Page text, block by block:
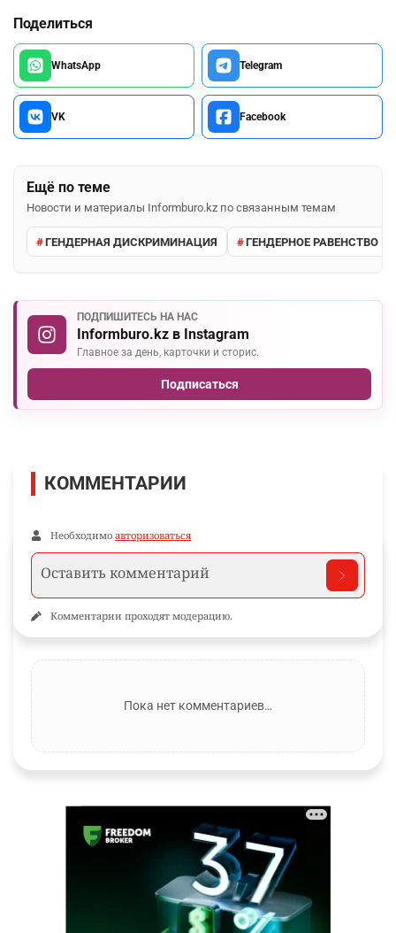
Поделиться
WhatsApp Telegram
VK Facebook
Ещё по теме
Новости и материалы Informburo.kz по связанным темам
ГЕНДЕРНАЯ ДИСКРИМИНАЦИЯ ГЕНДЕРНОЕ РАВЕНСТВО
ПОДПИШИТЕСЬ НА НАС
Informburo.kz в Instagram
Главное за день, карточки и сторис.
Подписаться
КОММЕНТАРИИ
Необходимо авторизоваться
Комментарии проходят модерацию.
Пока нет комментариев…